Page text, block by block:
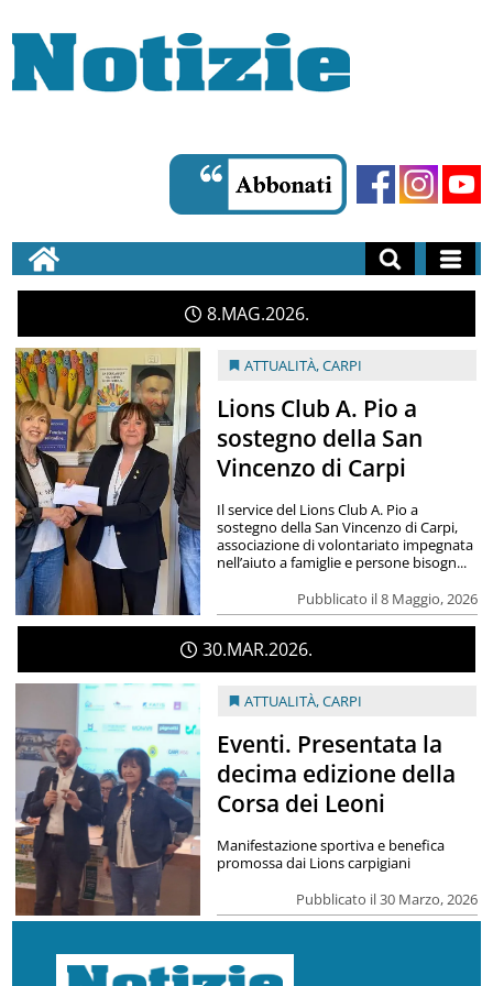
8 MAG 2026
ATTUALITÀ,CARPI
Lions Club A. Pio a
sostegno della San
Vincenzo di Carpi
Pubblicato il 8 Maggio, 2026
Il service del Lions Club A. Pio a
sostegno della San Vincenzo di Carpi,
associazione di volontariato impegnata
nell’aiuto a famiglie e persone bisogn...
30 MAR2026
ATTUALITÀ,CARPI
Eventi. Presentata la
decima edizione della
Corsa dei Leoni
Pubblicato il 30 Marzo, 2026
Manifestazione sportiva e benefica
promossa dai Lions carpigiani